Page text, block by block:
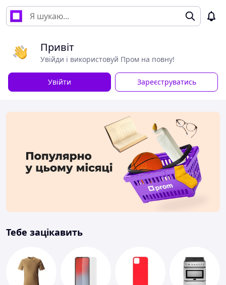
Привіт
Увійди і використовуй Пром на повну!
Увійти Зареєструватись
Тебе зацікавить